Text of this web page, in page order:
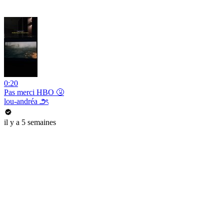
0:20
Pas merci HBO 🤧
lou-andréa ౨ৎ
il y a 5 semaines